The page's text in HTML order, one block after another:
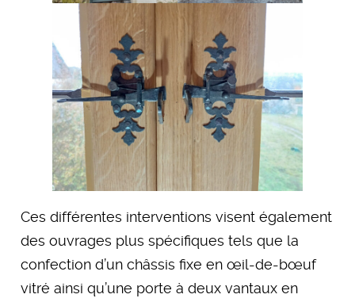
Ces différentes interventions visent également
des ouvrages plus spécifiques tels que la
confection d’un châssis fixe en œil-de-bœuf
vitré ainsi qu’une porte à deux vantaux en